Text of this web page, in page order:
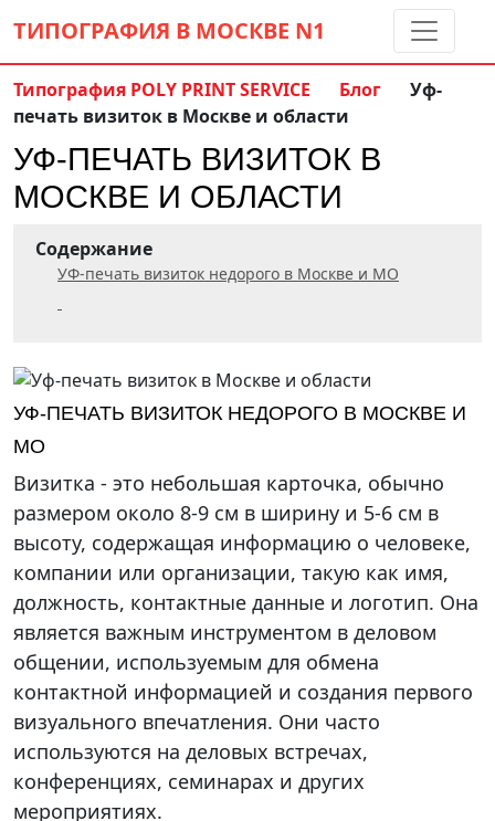
ТИПОГРАФИЯ В МОСКВЕ N1
Контакты: (5 метров от м. Дмитровская)
info@ppsprint.ru 8 495 797-35-59
звоните с 10 до 19 пн-сб
Типография POLY PRINT SERVICE Блог
Уф-
печать визиток в Москве и области
УФ-ПЕЧАТЬ ВИЗИТОК В
МОСКВЕ И ОБЛАСТИ
Содержание
УФ-печать визиток недорого в Москве и МО
УФ-ПЕЧАТЬ ВИЗИТОК НЕДОРОГО В МОСКВЕ И
МО
Визитка - это небольшая карточка, обычно
размером около 8-9 см в ширину и 5-6 см в
высоту, содержащая информацию о человеке,
компании или организации, такую как имя,
должность, контактные данные и логотип. Она
является важным инструментом в деловом
общении, используемым для обмена
контактной информацией и создания первого
визуального впечатления. Они часто
используются на деловых встречах,
конференциях, семинарах и других
мероприятиях.